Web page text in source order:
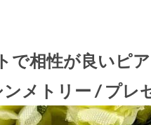
で相性が良いピ
ンメトリー / プレ